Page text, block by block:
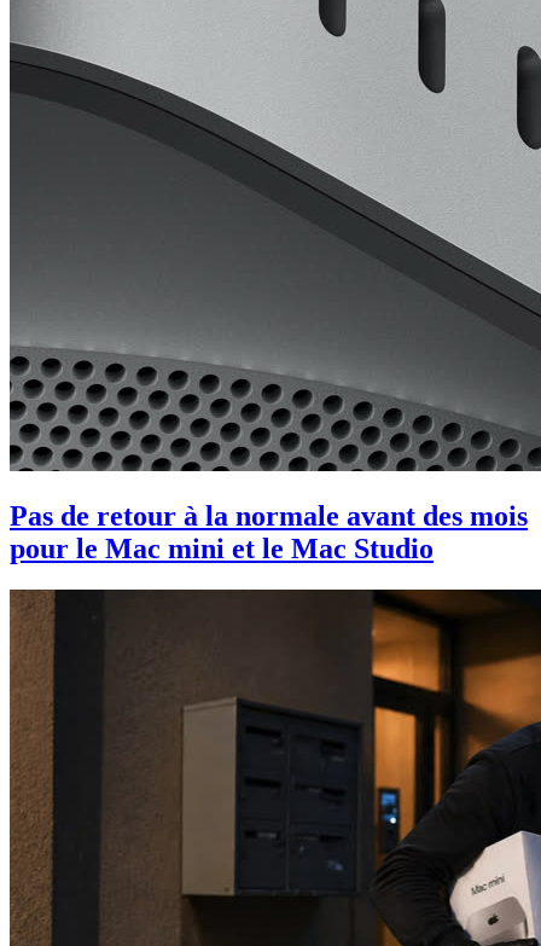
Pas de retour à la normale avant des mois
pour le Mac mini et le Mac Studio